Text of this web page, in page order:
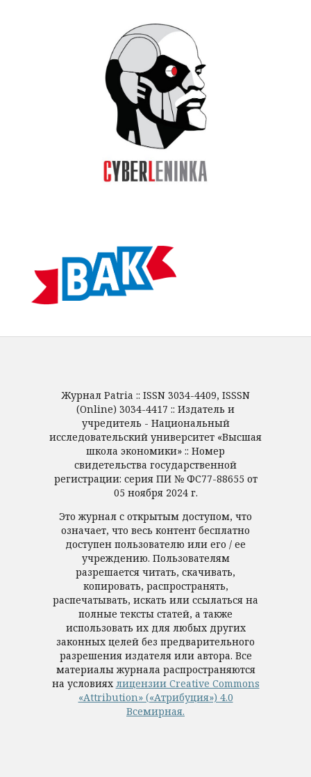
Журнал Patria :: ISSN 3034-4409, ISSSN
(Online) 3034-4417 :: Издатель и
учредитель - Национальный
исследовательский университет «Высшая
школа экономики» :: Номер
свидетельства государственной
регистрации: серия ПИ № ФС77-88655 от
05 ноября 2024 г.
Это журнал с открытым доступом, что
означает, что весь контент бесплатно
доступен пользователю или его / ее
учреждению. Пользователям
разрешается читать, скачивать,
копировать, распространять,
распечатывать, искать или ссылаться на
полные тексты статей, а также
использовать их для любых других
законных целей без предварительного
разрешения издателя или автора. Все
материалы журнала распространяются
на условиях лицензии Creative Commons
«Attribution» («Атрибуция») 4.0
Всемирная.